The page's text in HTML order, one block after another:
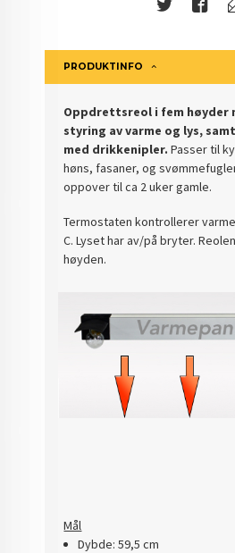
PRODUKTINFO
Oppdrettsreol i fem høyder
styring av varme og lys,
med drikkenipler. Passer til
høns, fasaner, og
oppover til ca 2 uker gamle.
Termostaten kontrollerer
C. Lyset har av/på bryter.
høyden.
Mål
Dybde: 59,5 cm